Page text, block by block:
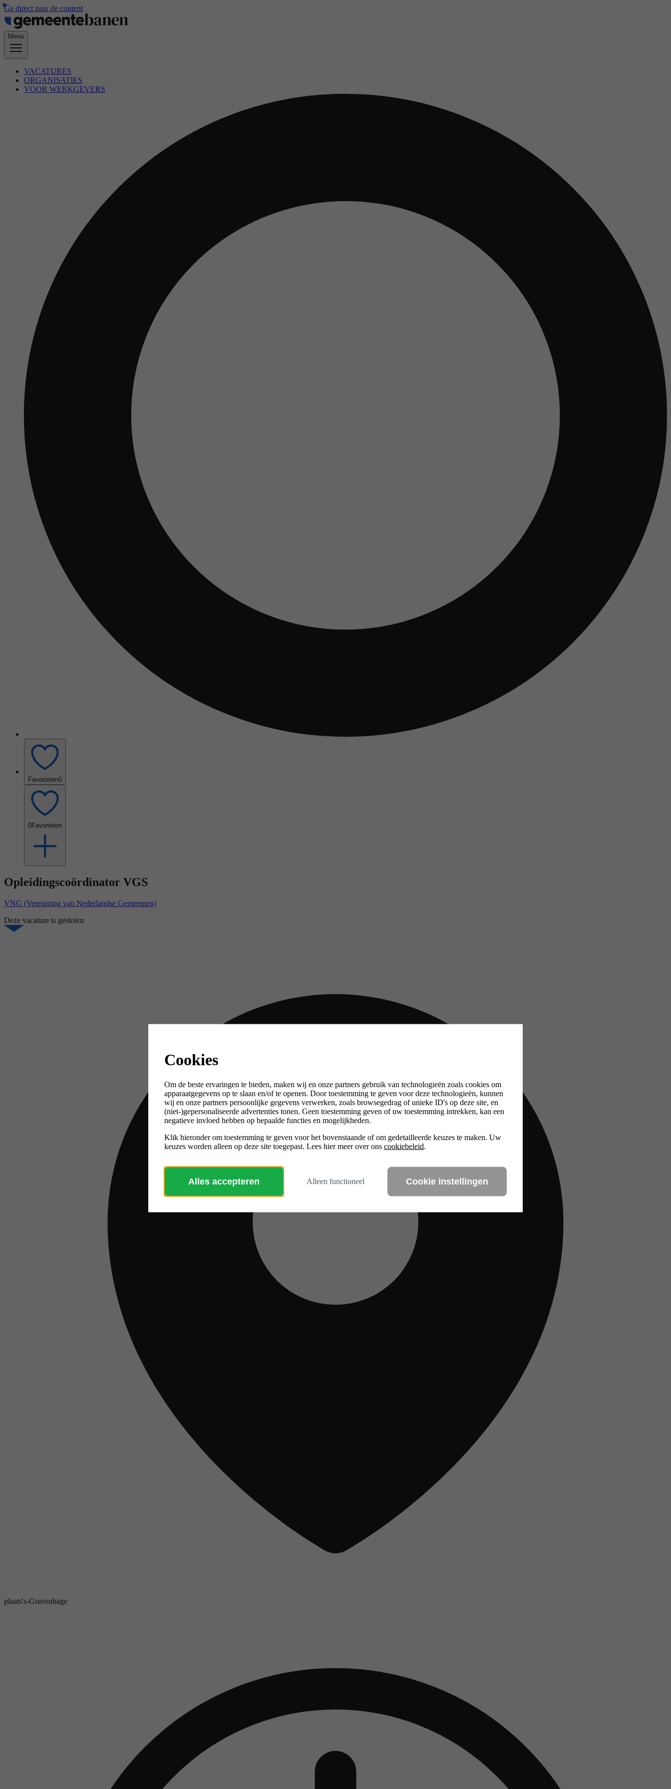
Ga direct naar de content
Menu
VACATURES
ORGANISATIES
VOOR WERKGEVERS
Favorieten0
0Favorieten
Opleidingscoördinator VGS
VNG (Vereniging van Nederlandse Gemeenten)
Deze vacature is gesloten
plaats's-Gravenhage
Cookies
Om de beste ervaringen te bieden, maken wij en onze partners gebruik van technologieën zoals cookies om
apparaatgegevens op te slaan en/of te openen. Door toestemming te geven voor deze technologieën, kunnen
wij en onze partners persoonlijke gegevens verwerken, zoals browsegedrag of unieke ID's op deze site, en
(niet-)gepersonaliseerde advertenties tonen. Geen toestemming geven of uw toestemming intrekken, kan een
negatieve invloed hebben op bepaalde functies en mogelijkheden.
Klik hieronder om toestemming te geven voor het bovenstaande of om gedetailleerde keuzes te maken. Uw
keuzes worden alleen op deze site toegepast. Lees hier meer over ons cookiebeleid.
Alles accepteren Alleen functioneel Cookie instellingen